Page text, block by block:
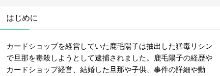
はじめに
カードショップを経営していた鹿毛陽子は抽出した猛毒リシン
で旦那を毒殺しようとして逮捕されました。鹿毛陽子の経歴や
カードショップ経営、結婚した旦那や子供、事件の詳細や動